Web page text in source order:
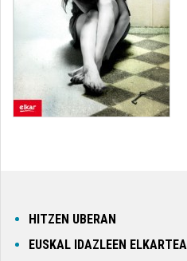
HITZEN UBERAN
EUSKAL IDAZLEEN ELKARTEA